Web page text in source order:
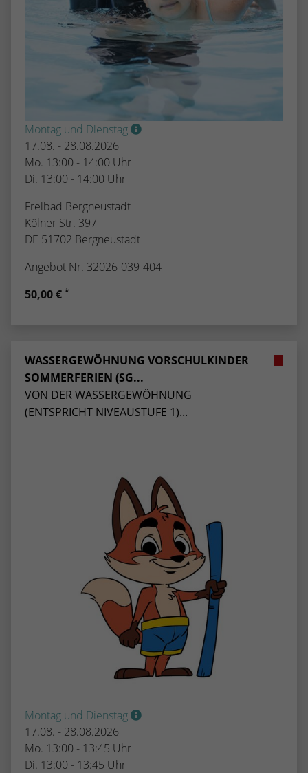
Montag und Dienstag
17.08. - 28.08.2026
Mo. 13:00 - 14:00 Uhr
Di. 13:00 - 14:00 Uhr
Freibad Bergneustadt
Kölner Str. 397
DE 51702 Bergneustadt
Angebot Nr. 32026-039-404
50,00 € *
WASSERGEWÖHNUNG VORSCHULKINDER
SOMMERFERIEN (SG...
VON DER WASSERGEWÖHNUNG
(ENTSPRICHT NIVEAUSTUFE 1)...
Montag und Dienstag
17.08. - 28.08.2026
Mo. 13:00 - 13:45 Uhr
Di. 13:00 - 13:45 Uhr